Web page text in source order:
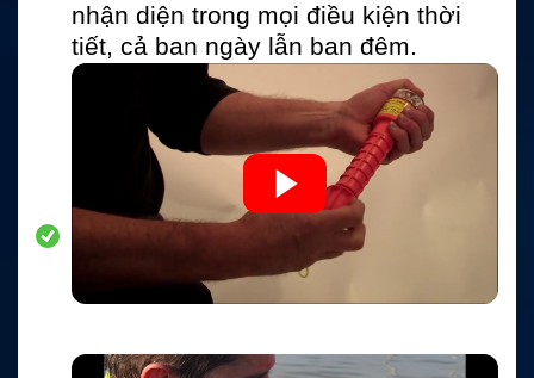
nhận diện trong mọi điều kiện thời
tiết, cả ban ngày lẫn ban đêm.